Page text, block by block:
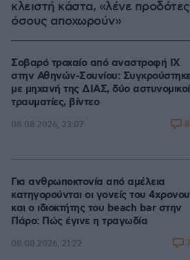
κλειστή κάστα, «λένε
όσους αποχωρούν»
Σοβαρό τροχαίο από αναστροφή ΙΧ
στην Αθηνών-Σουνίου:
με μηχανή της ΔΙΑΣ, δύο αστυνομικοί
τραυματίες, βίντεο
08.08.2026, 23:07
Για ανθρωποκτονία από αμέλεια
κατηγορούνται οι γονείς του 4χρονου
και ο ιδιοκτήτης του beach bar στην
Πάρο: Πώς έγινε η τραγωδία
08.08.2026, 21:22